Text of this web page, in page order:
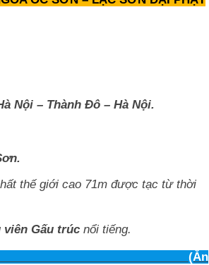
Nội – Thành Đô – Hà Nội.
thế giới cao 71m được tạc từ thời
viên Gấu trúc nổi tiếng.
ĐÔ (Ăn